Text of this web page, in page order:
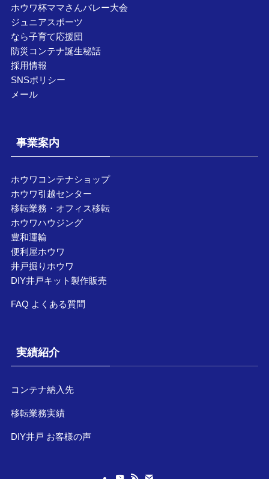
ホウワ杯ママさんバレー大会
ジュニアスポーツ
なら子育て応援団
防災コンテナ誕生秘話
採用情報
SNSポリシー
メール
事業案内
ホウワコンテナショップ
ホウワ引越センター
移転業務・オフィス移転
ホウワハウジング
豊和運輸
便利屋ホウワ
井戸掘りホウワ
DIY井戸キット製作販売
FAQ よくある質問
実績紹介
コンテナ納入先
移転業務実績
DIY井戸 お客様の声